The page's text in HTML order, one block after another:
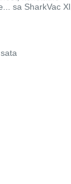
sa SharkVac Xl,